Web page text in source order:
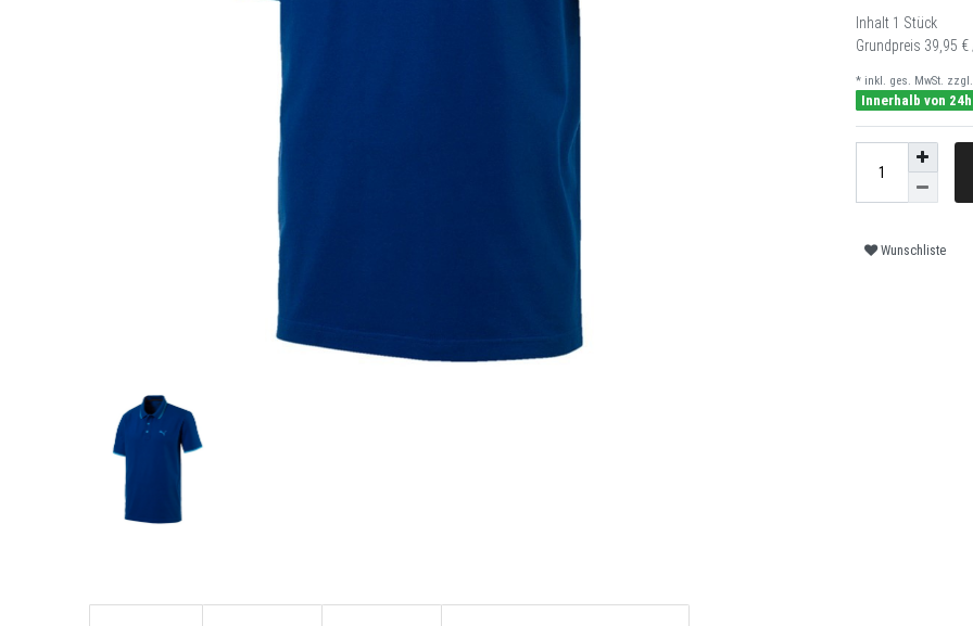
Inhalt 1 Stück
Grundpreis 39,95
* inkl. ges. MwSt. zzgl.
Innerhalb von
Wunschliste